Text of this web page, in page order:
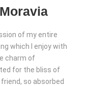
of my entire
which I enjoy with
charm of
for the bliss of
so absorbed